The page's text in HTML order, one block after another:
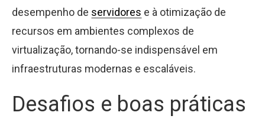
desempenho de servidores e à otimização de
recursos em ambientes complexos de
virtualização, tornando-se indispensável em
infraestruturas modernas e escaláveis.
Desafios e boas práticas